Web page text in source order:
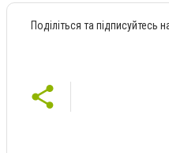
Поділіться та підписуйтесь